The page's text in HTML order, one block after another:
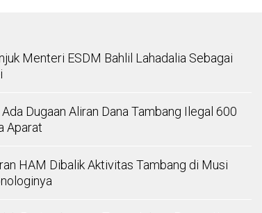
Menteri ESDM Bahlil Lahadalia Sebagai
Dugaan Aliran Dana Tambang Ilegal 600
Aparat
HAM Dibalik Aktivitas Tambang di Musi